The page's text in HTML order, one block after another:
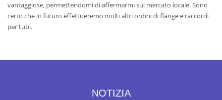
vantaggiose, permettendomi di affermarmi sul mercato locale. Sono
certo che in futuro effettueremo molti altri ordini di flange e raccordi
per tubi.
NOTIZIA